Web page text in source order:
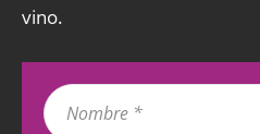
vino.